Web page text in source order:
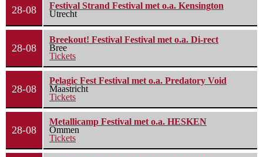
28-08
Festival Strand Festival met o.a. Kensington
Utrecht
28-08
Breekout! Festival Festival met o.a. Di-rect
Bree
Tickets
28-08
Pelagic Fest Festival met o.a. Predatory Void
Maastricht
Tickets
28-08
Metallicamp Festival met o.a. HESKEN
Ommen
Tickets